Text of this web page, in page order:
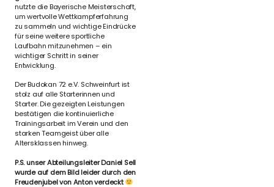
nutzte die Bayerische Meisterschaft,
um wertvolle Wettkampferfahrung
zu sammeln und wichtige Eindrücke
für seine weitere sportliche
Laufbahn mitzunehmen – ein
wichtiger Schritt in seiner
Entwicklung.
Der Budokan 72 e.V. Schweinfurt ist
stolz auf alle Starterinnen und
Starter. Die gezeigten Leistungen
bestätigen die kontinuierliche
Trainingsarbeit im Verein und den
starken Teamgeist über alle
Altersklassen hinweg.
P.S. unser Abteilungsleiter Daniel Sell
wurde auf dem Bild leider durch den
Freudenjubel von Anton verdeckt